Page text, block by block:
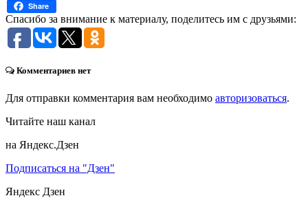
Share
Спасибо за внимание к материалу, поделитесь им с друзьями:
Комментариев нет
Для отправки комментария вам необходимо авторизоваться.
Читайте наш канал
на Яндекс.Дзен
Подписаться на "Дзен"
Яндекс Дзен